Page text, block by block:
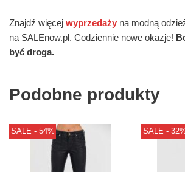
Znajdź więcej wyprzedaży na modną
na SALEnow.pl. Codziennie nowe okazje!
być droga.
Podobne produkty
SALE - 54% SALE -